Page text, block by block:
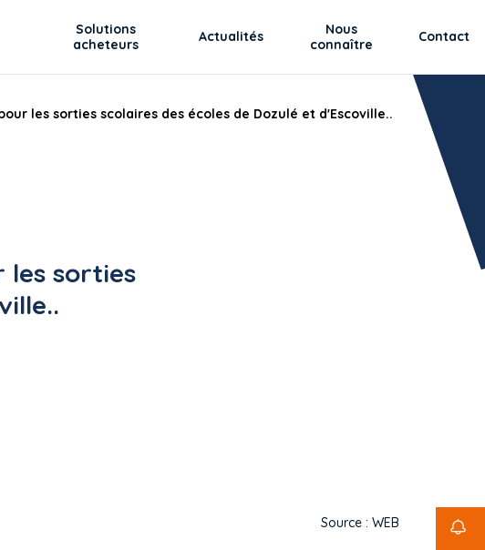
Solutions
acheteurs
Actualités
Nous
connaître
Contact
les sorties scolaires des écoles de Dozulé et d'Escoville..
sorties
Source : WEB